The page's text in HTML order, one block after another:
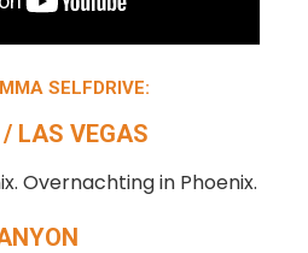
SELFDRIVE:
LAS VEGAS
Overnachting in Phoenix.